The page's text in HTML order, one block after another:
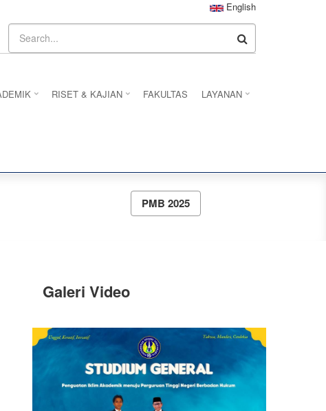
English
Search
RISET & KAJIAN FAKULTAS LAYANAN
PMB 2025
Galeri Video